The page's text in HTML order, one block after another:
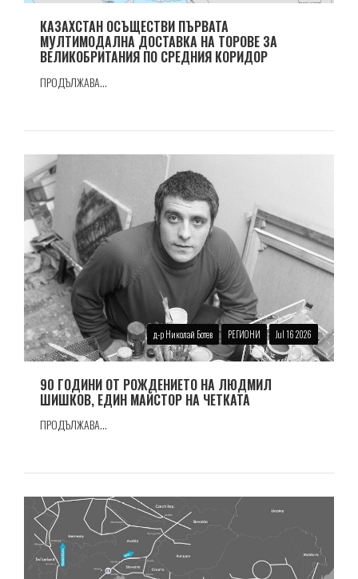
КАЗАХСТАН ОСЪЩЕСТВИ ПЪРВАТА
МУЛТИМОДАЛНА ДОСТАВКА НА ТОРОВЕ ЗА
ВЕЛИКОБРИТАНИЯ ПО СРЕДНИЯ КОРИДОР
ПРОДЪЛЖАВА...
д-р Николай Ботев РЕГИОНИ Jul 16 2026
90 ГОДИНИ ОТ РОЖДЕНИЕТО НА ЛЮДМИЛ
ШИШКОВ, ЕДИН МАЙСТОР НА ЧЕТКАТА
ПРОДЪЛЖАВА...